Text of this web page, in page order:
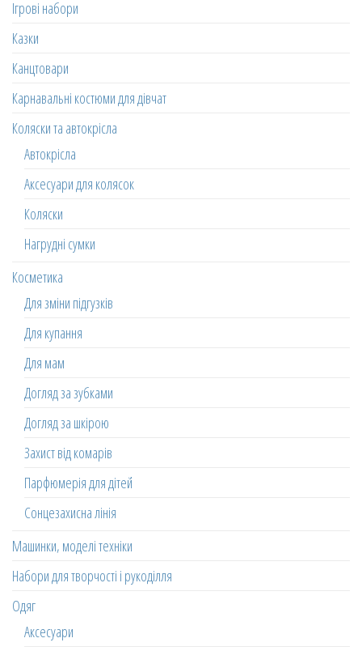
Ігрові набори
Казки
Канцтовари
Карнавальні костюми для дівчат
Коляски та автокрісла
Автокрісла
Аксесуари для колясок
Коляски
Нагрудні сумки
Косметика
Для зміни підгузків
Для купання
Для мам
Догляд за зубками
Догляд за шкірою
Захист від комарів
Парфюмерія для дітей
Сонцезахисна лінія
Машинки, моделі техніки
Набори для творчості і рукоділля
Одяг
Аксесуари